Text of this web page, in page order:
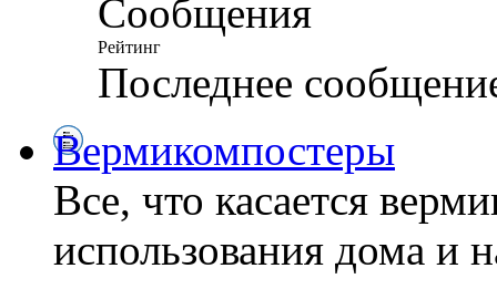
Сообщения
Рейтинг
Последнее
Вермикомпостеры
Все, что касается
использования дома и